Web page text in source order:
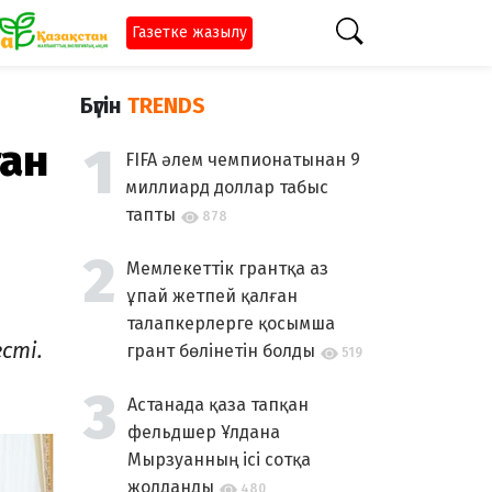
Газетке жазылу
Бүгін TRENDS
FIFA әлем чемпионатынан 9
миллиард доллар табыс
тапты
878
Мемлекеттік грантқа аз
ұпай жетпей қалған
талапкерлерге қосымша
грант бөлінетін болды
519
Астанада қаза тапқан
фельдшер Ұлдана
Мырзуанның ісі сотқа
жолданды
480